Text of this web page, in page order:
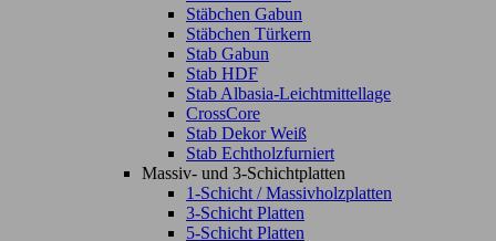
Stäbchen Gabun
Stäbchen Türkern
Stab Gabun
Stab HDF
Stab Albasia-Leichtmittellage
CrossCore
Stab Dekor Weiß
Stab Echtholzfurniert
Massiv- und 3-Schichtplatten
1-Schicht / Massivholzplatten
3-Schicht Platten
5-Schicht Platten